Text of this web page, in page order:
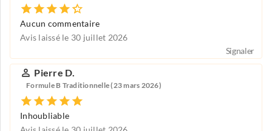
Aucun commentaire
Avis laissé le 30 juillet 2026
Signaler
Pierre D.
Formule B Traditionnelle (23 mars 2026)
Inhoubliable